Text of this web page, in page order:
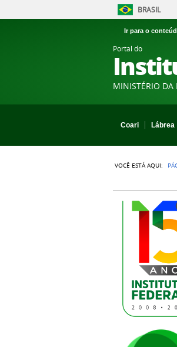
BRASIL
Ir para o
Portal do
MINISTÉRIO DA
Coari
Lábrea
VOCÊ ESTÁ AQUI: